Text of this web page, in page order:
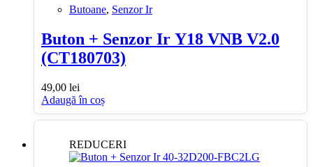
Butoane, Senzor Ir
Buton + Senzor Ir Y18 VNB V2.0
(CT180703)
49,00 lei
Adaugă în coș
REDUCERI